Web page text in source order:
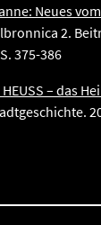
Neues
2.
375-386
– das